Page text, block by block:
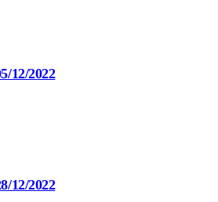
12/2022
12/2022